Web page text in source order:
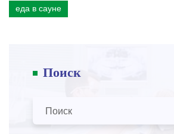
еда в сауне
Поиск